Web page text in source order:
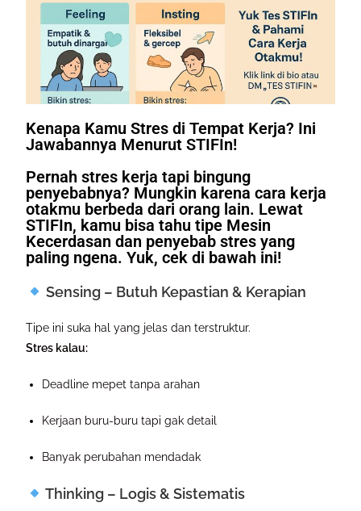
Kenapa Kamu Stres di Tempat Kerja? Ini
Jawabannya Menurut STIFIn!
Pernah stres kerja tapi bingung
penyebabnya? Mungkin karena cara kerja
otakmu berbeda dari orang lain. Lewat
STIFIn, kamu bisa tahu tipe Mesin
Kecerdasan dan penyebab stres yang
paling ngena. Yuk, cek di bawah ini!
Sensing – Butuh Kepastian & Kerapian
Tipe ini suka hal yang jelas dan terstruktur.
Stres kalau:
Deadline mepet tanpa arahan
Kerjaan buru-buru tapi gak detail
Banyak perubahan mendadak
Thinking – Logis & Sistematis